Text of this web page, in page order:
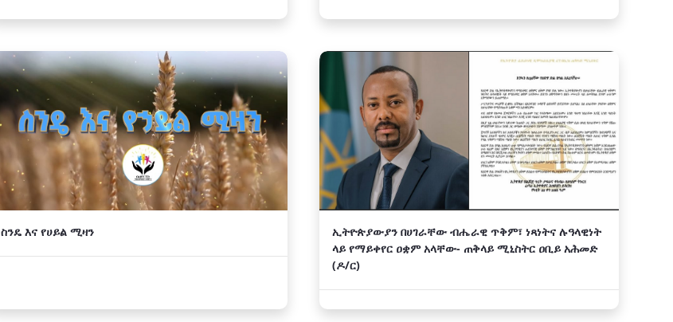
ስንዴ እና የሀይል ሚዛን
ኢትዮጵያውያን በሀገራቸው ብሔራዊ ጥቅም፣ ነጻነትና ሉዓላዊነት
ላይ የማይቀየር ዐቋም አላቸው- ጠቅላይ ሚኒስትር ዐቢይ አሕመድ
(ዶ/ር)